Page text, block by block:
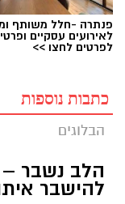
פנתרה -חלל משותף
לאירועים עסקיים
לפרטים לחצו >>
כתבות נוספות
הבלוגים
הלב נשבר –
להישבר